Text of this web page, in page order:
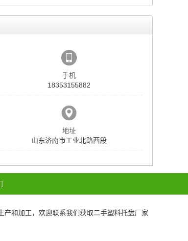
手机
18353155882
地址
山东济南市工业北路西段
产和加工，欢迎联系我们获取二手塑料托盘厂家